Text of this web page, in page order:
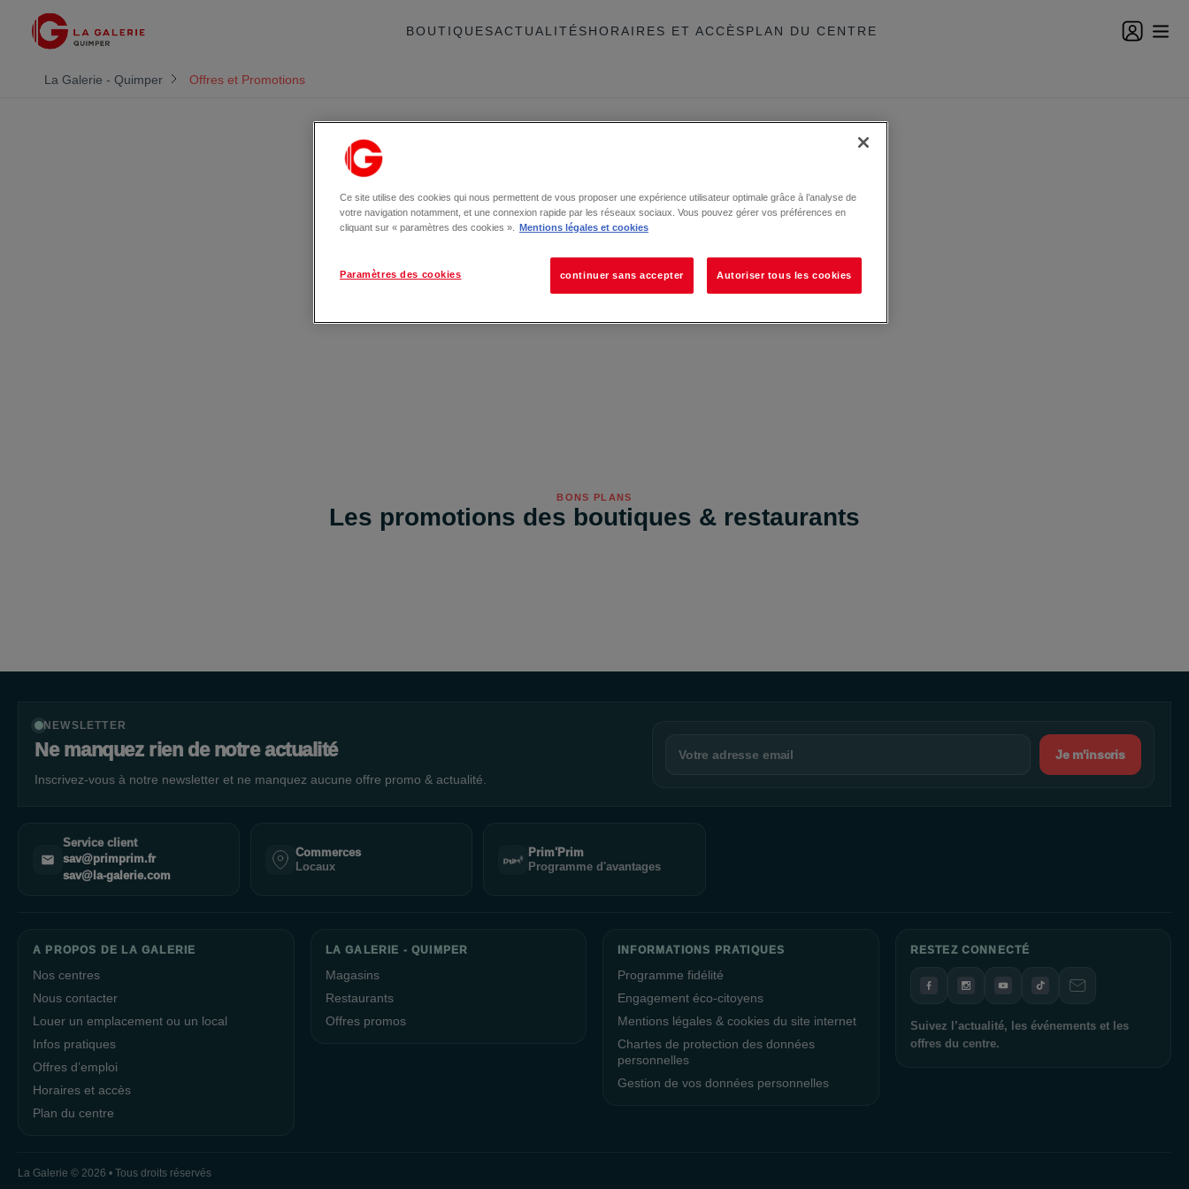
BOUTIQUESACTUALITÉSHORAIRES ET ACCÈSPLAN DU CENTRE
La Galerie - Quimper Offres et Promotions
Offres et bons plans
ACTUALITÉS
BONS PLANS
Les promotions des boutiques & restaurants
NEWSLETTER
Ne manquez rien de notre actualité
Inscrivez-vous à notre newsletter et ne manquez aucune offre promo & actualité.
Je m'inscris
Service client
sav@primprim.fr
sav@la-galerie.com
Commerces
Locaux
Prim'Prim
Programme d'avantages
A PROPOS DE LA GALERIE
Nos centres
Nous contacter
Louer un emplacement ou un local
Infos pratiques
Offres d’emploi
Horaires et accès
Plan du centre
LA GALERIE - QUIMPER
Magasins
Restaurants
Offres promos
INFORMATIONS PRATIQUES
Programme fidélité
Engagement éco-citoyens
Mentions légales & cookies du site internet
Chartes de protection des données
personnelles
Gestion de vos données personnelles
RESTEZ CONNECTÉ
Suivez l’actualité, les événements et les
offres du centre.
La Galerie © 2026 • Tous droits réservés
Ce site utilise des cookies qui nous permettent de vous proposer une expérience utilisateur optimale grâce à l’analyse de
votre navigation notamment, et une connexion rapide par les réseaux sociaux. Vous pouvez gérer vos préférences en
cliquant sur « paramètres des cookies ».
Mentions légales et cookies
Paramètres des cookies continuer sans accepter Autoriser tous les cookies